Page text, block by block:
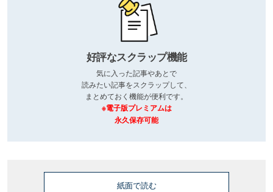
好評なスクラップ機能
気に入った記事やあとで
読みたい記事をスクラップして、
まとめておく機能が便利です。
※電子版プレミアムは
永久保存可能
紙面で読む